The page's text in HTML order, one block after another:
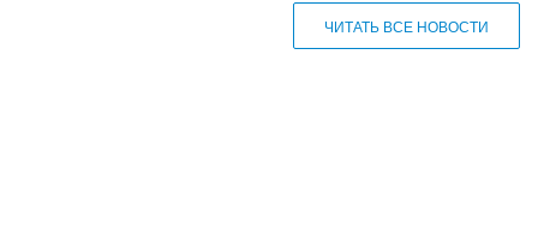
ЧИТАТЬ ВСЕ НОВОСТИ